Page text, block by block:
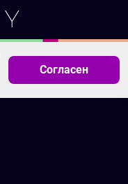
Согласен